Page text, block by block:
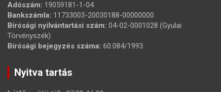
Adószám: 19059181-1-04
Bankszámla: 11733003-20030188-00000000
Bírósági nyilvántartási szám: 04-02-0001028 (Gyulai
Törvényszék)
Bírósági bejegyzés száma: 60.084/1993.
Nyitva tartás